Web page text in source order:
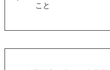
こと